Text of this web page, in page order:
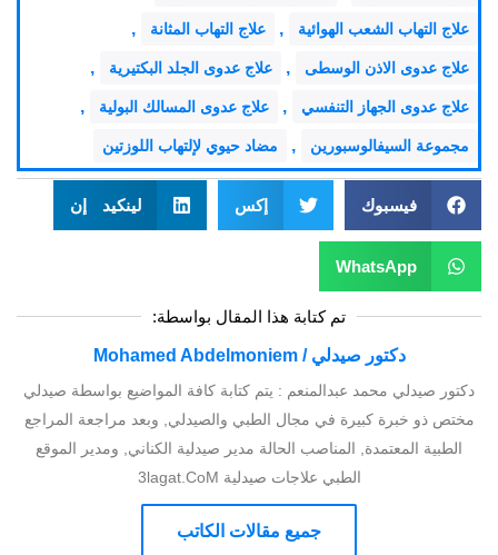
علاج التهاب الشعب الهوائية , علاج التهاب المثانة ,
علاج عدوى الاذن الوسطى , علاج عدوى الجلد البكتيرية ,
علاج عدوى الجهاز التنفسي , علاج عدوى المسالك البولية ,
مجموعة السيفالوسبورين , مضاد حيوي لإلتهاب اللوزتين
فيسبوك إكس لينكيد إن
WhatsApp
تم كتابة هذا المقال بواسطة:
دكتور صيدلي / Mohamed Abdelmoniem
دكتور صيدلي محمد عبدالمنعم : يتم كتابة كافة المواضيع بواسطة صيدلي
مختص ذو خبرة كبيرة في مجال الطبي والصيدلي, وبعد مراجعة المراجع
الطبية المعتمدة, المناصب الحالة مدير صيدلية الكناني, ومدير الموقع
الطبي علاجات صيدلية 3lagat.CoM
جميع مقالات الكاتب